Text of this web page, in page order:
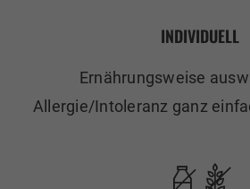
INDIVIDUELL
Ernährungsweise
Allergie/Intoleranz ganz